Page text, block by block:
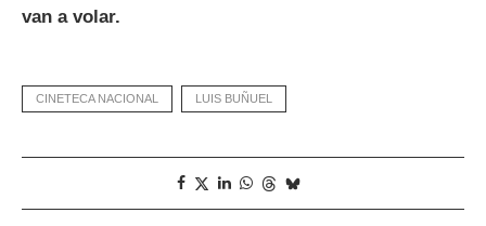
van a volar.
CINETECA NACIONAL LUIS BUÑUEL